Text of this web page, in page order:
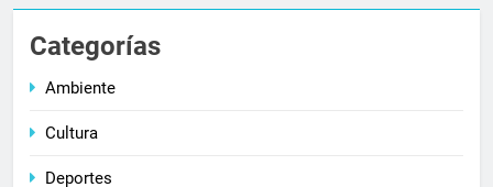
Categorías
Ambiente
Cultura
Deportes